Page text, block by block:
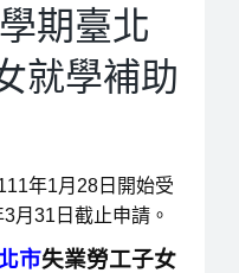
期臺北
就學補助
年1月28日開始受
3月31日截止申請。
市失業勞工子女